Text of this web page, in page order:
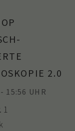
2.0
15:56 UHR
1